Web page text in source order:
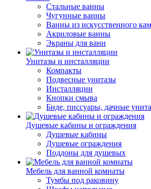
Стальные ванны
Чугунные ванны
Ванны из искусственного
Акриловые ванны
Экраны для ванн
Унитазы и инсталляции
Компакты
Подвесные унитазы
Инсталляции
Кнопки смыва
Биде, писсуары, дачные
Душевые кабины и ограждения
Душевые кабины
Душевые ограждения
Поддоны для душевых
Мебель для ванной комнаты
Тумбы под раковину